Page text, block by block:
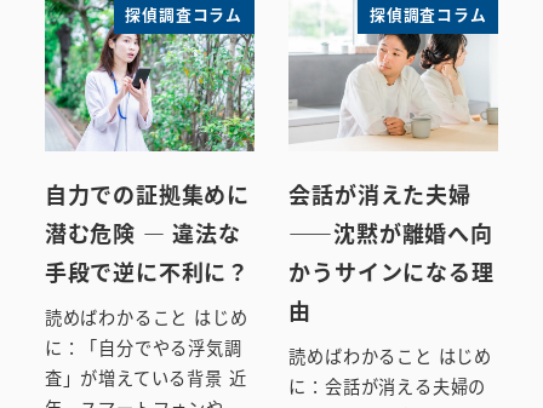
探偵調査コラム
自力での証拠集めに
潜む危険 ― 違法な
手段で逆に不利に？
読めばわかること はじめ
に：「自分でやる浮気調
査」が増えている背景 近
探偵調査コラム
会話が消えた夫婦
――沈黙が離婚へ向
かうサインになる理
由
読めばわかること はじめ
に：会話が消える夫婦の